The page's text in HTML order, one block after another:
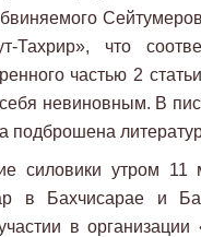
Тахрир», что
частью 2
невиновным. В
силовики утром
в Бахчисарае и
в